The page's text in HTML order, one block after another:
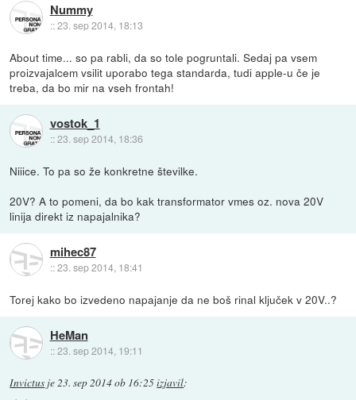
Nummy
::23. sep 2014, 18:13
About time... so pa rabli, da so tole pogruntali. Sedaj pa vsem
proizvajalcem vsilit uporabo tega standarda, tudi apple-u če je
treba, da bo mir na vseh frontah!
vostok_1
::23. sep 2014, 18:36
Niiice. To pa so že konkretne številke.
20V? A to pomeni, da bo kak transformator vmes oz. nova 20V
linija direkt iz napajalnika?
mihec87
::23. sep 2014, 18:41
Torej kako bo izvedeno napajanje da ne boš rinal ključek v 20V..?
HeMan
::23. sep 2014, 19:11
Invictus je23. sep 2014 ob 16:25izjavil: